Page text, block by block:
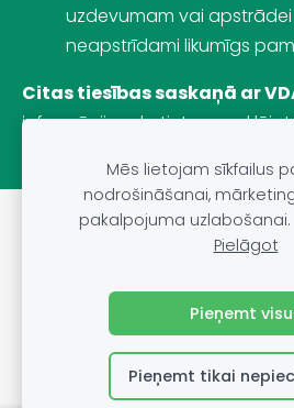
uzdevumam vai
neapstrīdami likumīgs
Citas tiesības saskaņā ar
informācijas skatiet, apmeklējot
Sīkdatnes
©VRS Grupa,
Mēs lietojam sīkfailus
nodrošināšanai,
pakalpojuma uzlabošanai.
Pielāgot
Pieņemt
Pieņemt tikai